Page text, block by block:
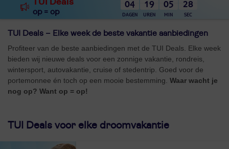
op = op
04
DAGEN
19
UREN
05
MIN
27
SEC
TUI Deals – Elke week de beste vakantie aanbiedingen
Profiteer van de beste aanbiedingen met de TUI Deals. Elke week
bieden wij nieuwe deals voor een zonnige vakantie, rondreis,
wintersport, autovakantie, cruise of stedentrip. Goed voor de
portemonnee én toch op een mooie bestemming. Waar wacht je
nog op? Want op = op!
TUI Deals voor elke droomvakantie